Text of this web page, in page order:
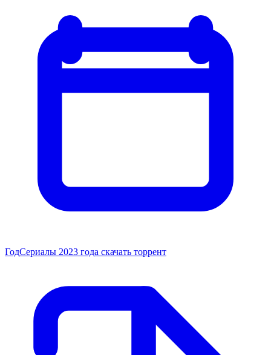
ГодСериалы 2023 года скачать торрент